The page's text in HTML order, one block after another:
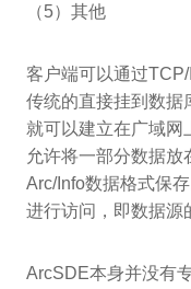
（5）其他
客户端可以通过
传统的直接挂到数据
就可以建立在广域网
允许将一部分数据
Arc/Info数据格式保
进行访问，即数据源
ArcSDE本身并没有